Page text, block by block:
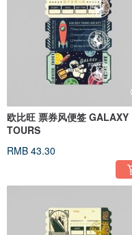
欧比旺 票券风便签 GALAXY
TOURS
RMB 43.30